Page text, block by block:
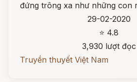
đứng trông xa như những con
29-02-2020
⭐ 4.8
3,930 lượt đọc
Truyền thuyết Việt Nam